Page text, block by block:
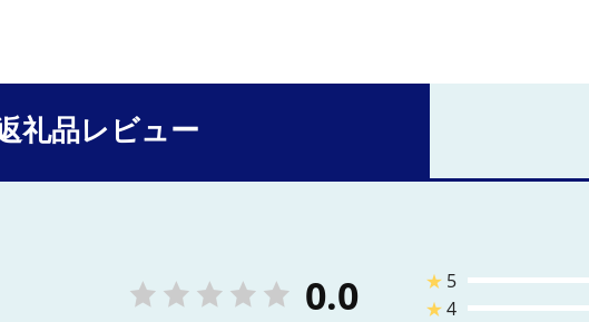
礼品レビュー
0.0 ★ 5
★4